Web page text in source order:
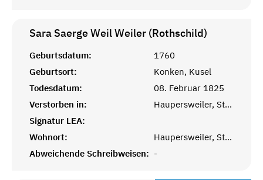
Sara Saerge Weil Weiler (Rothschild)
Geburtsdatum:
1760
Geburtsort:
Konken, Kusel
Todesdatum:
08. Februar 1825
Verstorben in:
Haupersweiler, St. Wendel
Signatur LEA:
Wohnort:
Haupersweiler, St. Wendel
Abweichende Schreibweisen: -